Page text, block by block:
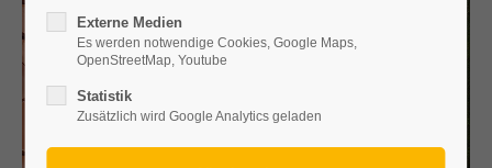
Externe Medien
Es werden notwendige Cookies, Google Maps,
OpenStreetMap, Youtube
Statistik
Zusätzlich wird Google Analytics geladen